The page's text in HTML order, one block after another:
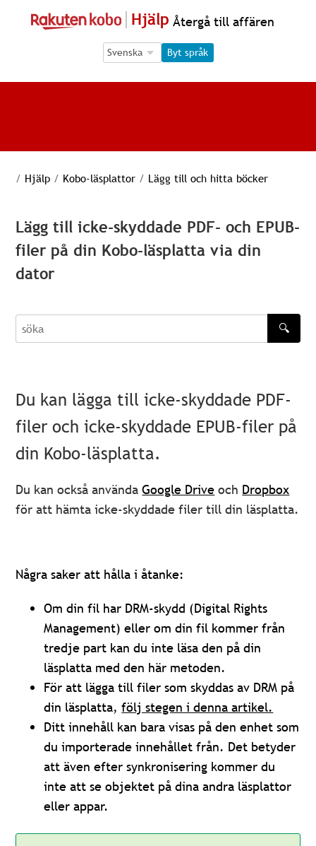
Hjälp Återgå till affären
Language Selection
Language Selection
Byt språk
/ Hjälp / Kobo-läsplattor / Lägg till och hitta böcker
Lägg till icke-skyddade PDF- och EPUB-
filer på din Kobo-läsplatta via din
dator
söka
🔍
Du kan lägga till icke-skyddade PDF-
filer och icke-skyddade EPUB-filer på
din Kobo-läsplatta.
Du kan också användaGoogle Drive och Dropbox
för att hämta icke-skyddade filer till din läsplatta.
Några saker att hålla i åtanke:
Om din fil har DRM-skydd (Digital Rights
Management) eller om din fil kommer från
tredje part kan du inte läsa den på din
läsplatta med den här metoden.
För att lägga till filer som skyddas av DRM på
din läsplatta,följ stegen i denna artikel.
Ditt innehåll kan bara visas på den enhet som
du importerade innehållet från. Det betyder
att även efter synkronisering kommer du
inte att se objektet på dina andra läsplattor
eller appar.